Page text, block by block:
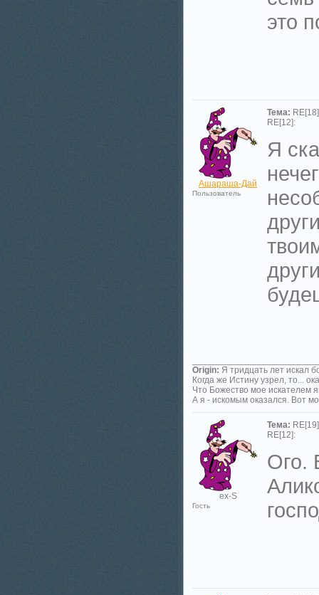
это
Ашараша-Дай
Пользователь
Тема:
RE[12]:
Я
Origin: Я тридцать лет искал
Когда же Истину узрел, то...
Что Божество мое искателем
А я - искомым оказался. Вот
ex-S
Гость
Тема:
RE[12]:
Ого.